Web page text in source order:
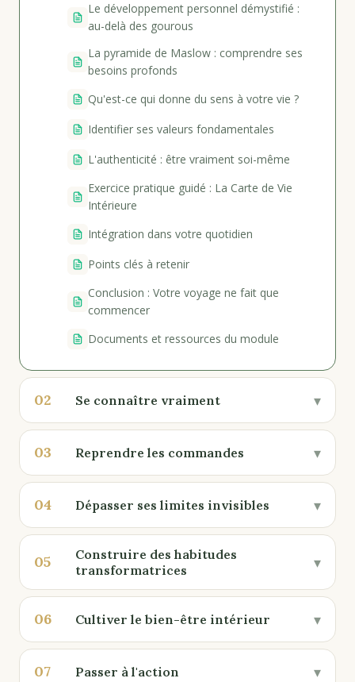
Le développement personnel démystifié :
au-delà des gourous
La pyramide de Maslow : comprendre ses
besoins profonds
Qu'est-ce qui donne du sens à votre vie ?
Identifier ses valeurs fondamentales
L'authenticité : être vraiment soi-même
Exercice pratique guidé : La Carte de Vie
Intérieure
Intégration dans votre quotidien
Points clés à retenir
Conclusion : Votre voyage ne fait que
commencer
Documents et ressources du module
02 Se connaître vraiment ▾
03 Reprendre les commandes ▾
04 Dépasser ses limites invisibles ▾
05
Construire des habitudes
transformatrices
▾
06 Cultiver le bien-être intérieur ▾
07 Passer à l'action ▾